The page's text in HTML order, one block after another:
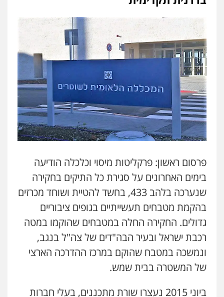
פרסום ראשון: פרקליטות מיסוי וכלכלה הודיעה
בימים האחרונים על סגירת כל התיקים בחקירה
שנערכה בלהב 433, בחשד להטיית ושוחד מכרזים
בהקמת מטבחים תעשייתיים בגופים ציבוריים
גדולים. החקירה החלה במטבחים שהוקמו במטה
רכבת ישראל ובעיר הבה"דים של צה"ל בנגב,
ונמשכה במטבח שהוקם במרכז ההדרכה הארצי
של המשטרה בבית שמש.
ביוני 2015 נעצרו שורת מתכננים, בעלי חברות